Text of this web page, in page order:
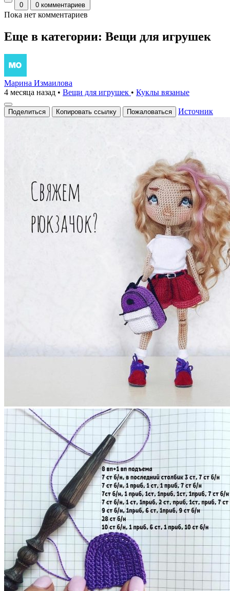
0 0 комментариев
Пока нет комментариев
Еще в категории: Вещи для игрушек
Марина Измаилова
4 месяца назад • Вещи для игрушек • Куклы вязаные
Поделиться Копировать ссылку Пожаловаться Источник